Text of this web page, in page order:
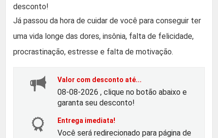
o
o
r
i
ç
o
a
t
u
desconto!
Já passou da hora de cuidar de você para conseguir ter
uma vida longe das dores, insônia, falta de felicidade,
procrastinação, estresse e falta de motivação.
Valor com desconto até...
08-08-2026 , clique no botão abaixo e
garanta seu desconto!
Entrega imediata!
Você será redirecionado para página de